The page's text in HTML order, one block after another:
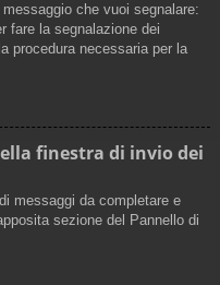
che vuoi segnalare:
fare la segnalazione dei
procedura necessaria per la
finestra di invio dei
messaggi da completare e
sezione del Pannello di